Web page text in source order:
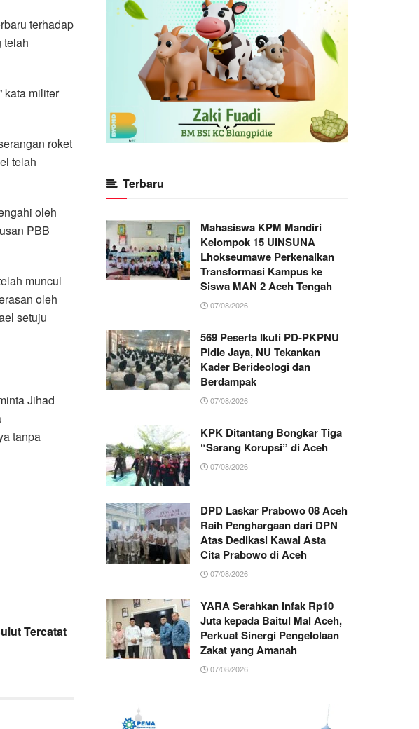
terhadap
telah
kata militer
roket
telah
oleh
PBB
muncul
oleh
setuju
Jihad
tanpa
Tercatat
Terbaru
Mahasiswa KPM Mandiri
Kelompok 15 UINSUNA
Lhokseumawe Perkenalkan
Transformasi Kampus ke
Siswa MAN 2 Aceh Tengah
07/08/2026
569 Peserta Ikuti PD-PKPNU
Pidie Jaya, NU Tekankan
Kader Berideologi dan
Berdampak
07/08/2026
KPK Ditantang Bongkar Tiga
“Sarang Korupsi” di Aceh
07/08/2026
DPD Laskar Prabowo 08 Aceh
Raih Penghargaan dari DPN
Atas Dedikasi Kawal Asta
Cita Prabowo di Aceh
07/08/2026
YARA Serahkan Infak Rp10
Juta kepada Baitul Mal Aceh,
Perkuat Sinergi Pengelolaan
Zakat yang Amanah ‎
07/08/2026